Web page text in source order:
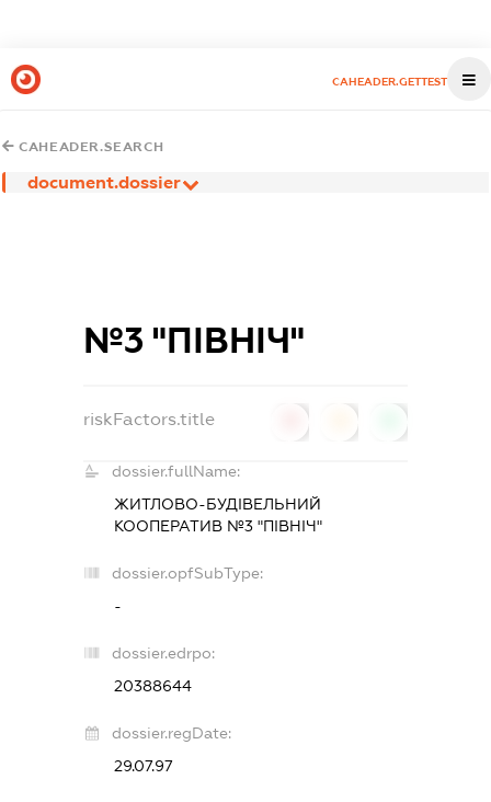
CAHEADER.GETTEST
CAHEADER.SEARCH
document.dossier
№3 "ПІВНІЧ"
riskFactors.title
dossier.fullName:
ЖИТЛОВО-БУДІВЕЛЬНИЙ
КООПЕРАТИВ №3 "ПІВНІЧ"
dossier.opfSubType:
-
dossier.edrpo:
20388644
dossier.regDate:
29.07.97